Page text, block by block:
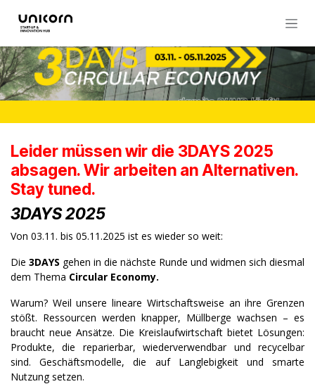
Leider müssen wir die 3DAYS 2025
absagen. Wir arbeiten an Alternativen.
Stay tuned.
3DAYS 2025
Von 03.11. bis 05.11.2025 ist es wieder so weit:
Die 3DAYS gehen in die nächste Runde und widmen sich diesmal
dem Thema Circular Economy.
Warum? Weil unsere lineare Wirtschaftsweise an ihre Grenzen
stößt. Ressourcen werden knapper, Müllberge wachsen – es
braucht neue Ansätze. Die Kreislaufwirtschaft bietet Lösungen:
Produkte, die reparierbar, wiederverwendbar und recycelbar
sind. Geschäftsmodelle, die auf Langlebigkeit und smarte
Nutzung setzen.